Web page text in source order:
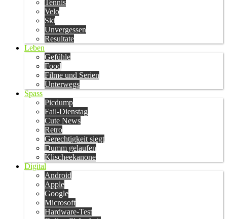
Tennis
Velo
Ski
Unvergessen
Resultate
Leben
Gefühle
Food
Filme und Serien
Unterwegs
Spass
Picdump
Fail-Dienstag
Cute News
Retro
Gerechtigkeit siegt
Dumm gelaufen
Klischeekanone
Digital
Android
Apple
Google
Microsoft
Hardware-Test